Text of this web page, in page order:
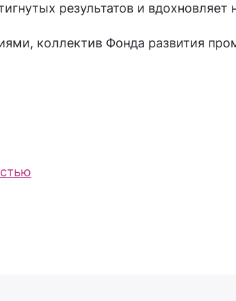
результатов и
коллектив Фонда развития